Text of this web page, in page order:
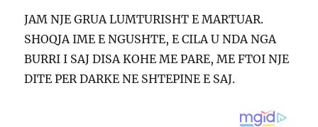
JAM NJE GRUA LUMTURISHT E MARTUAR.
SHOQJA IME E NGUSHTE, E CILA U NDA NGA
BURRI I SAJ DISA KOHE ME PARE, ME FTOI NJE
DITE PER DARKE NE SHTEPINE E SAJ.